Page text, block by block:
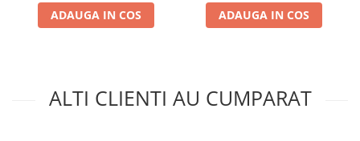
ADAUGA IN COS ADAUGA IN COS
ALTI CLIENTI AU CUMPARAT